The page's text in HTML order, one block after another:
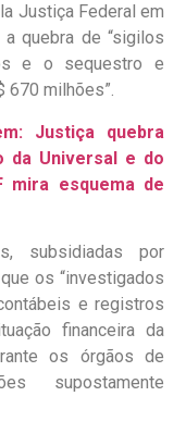
Justiça Federal em
quebra de “sigilos
e o sequestro e
670 milhões”.
Justiça quebra
da Universal e do
mira esquema de
subsidiadas por
os “investigados
e registros
financeira da
os órgãos de
supostamente